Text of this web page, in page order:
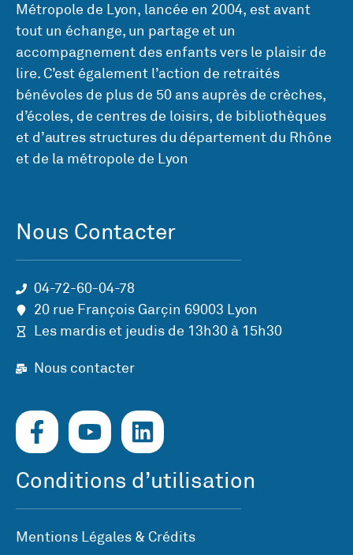
Métropole de Lyon, lancée en 2004, est avant
tout un échange, un partage et un
accompagnement des enfants vers le plaisir de
lire. C’est également l’action de retraités
bénévoles de plus de 50 ans auprès de crèches,
d’écoles, de centres de loisirs, de bibliothèques
et d’autres structures du département du Rhône
et de la métropole de Lyon
Nous Contacter
04-72-60-04-78
20 rue François Garçin 69003 Lyon
Les mardis et jeudis de 13h30 à 15h30
Nous contacter
Conditions d’utilisation
Mentions Légales & Crédits